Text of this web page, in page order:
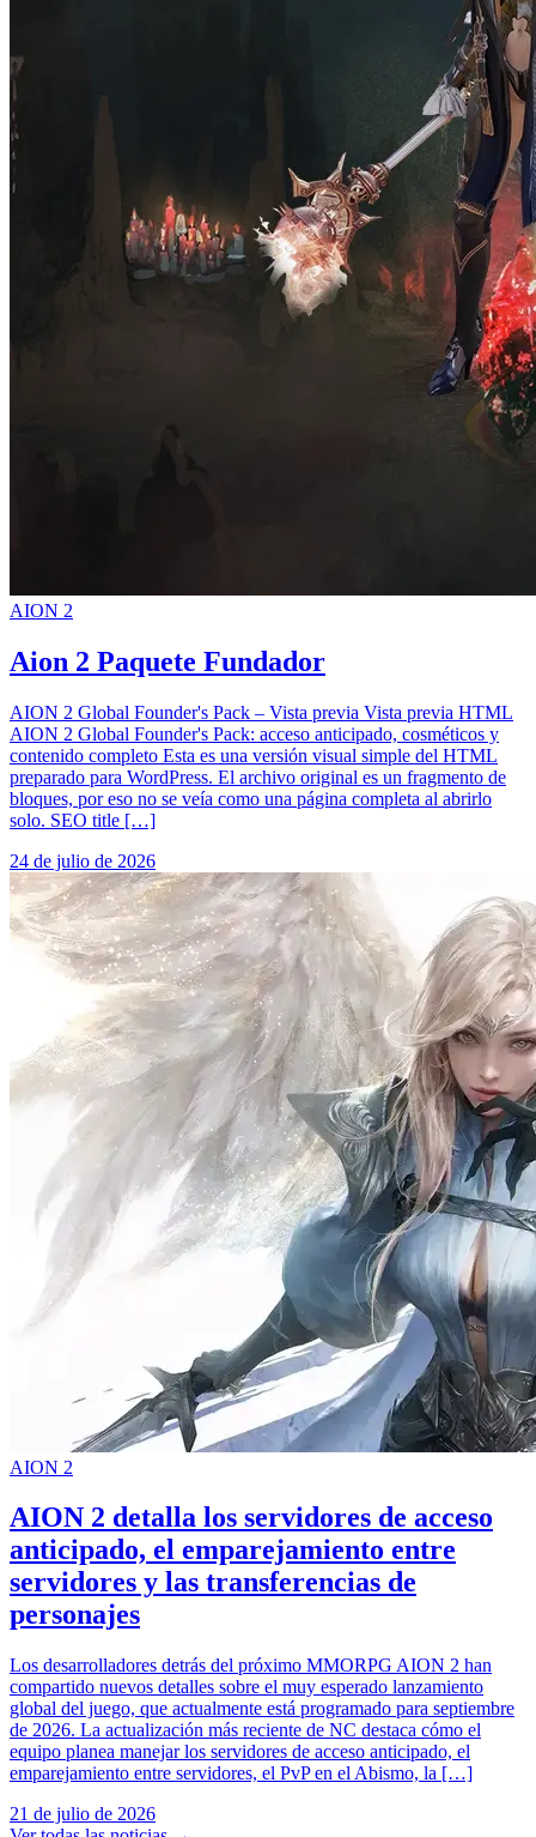
AION 2
Aion 2 Paquete Fundador
AION 2 Global Founder's Pack – Vista previa Vista previa HTML
AION 2 Global Founder's Pack: acceso anticipado, cosméticos y
contenido completo Esta es una versión visual simple del HTML
preparado para WordPress. El archivo original es un fragmento de
bloques, por eso no se veía como una página completa al abrirlo
solo. SEO title […]
24 de julio de 2026
AION 2
AION 2 detalla los servidores de acceso
anticipado, el emparejamiento entre
servidores y las transferencias de
personajes
Los desarrolladores detrás del próximo MMORPG AION 2 han
compartido nuevos detalles sobre el muy esperado lanzamiento
global del juego, que actualmente está programado para septiembre
de 2026. La actualización más reciente de NC destaca cómo el
equipo planea manejar los servidores de acceso anticipado, el
emparejamiento entre servidores, el PvP en el Abismo, la […]
21 de julio de 2026